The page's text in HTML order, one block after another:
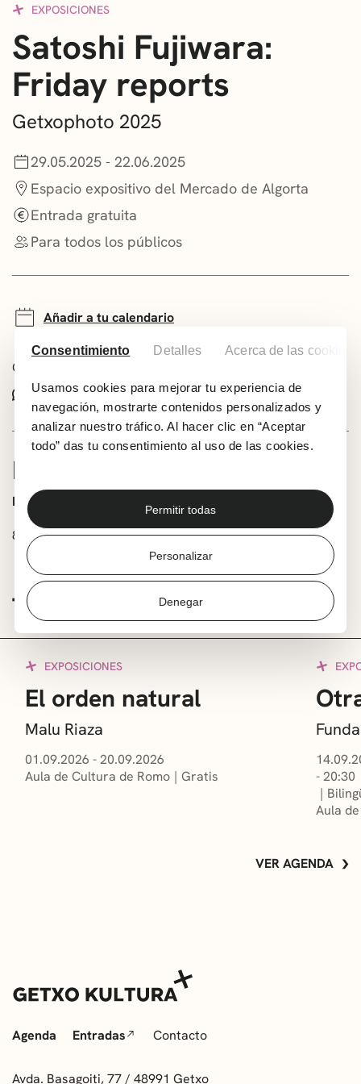
Consentimiento Detalles Acerca de las cookies
Usamos cookies para mejorar tu experiencia de
navegación, mostrarte contenidos personalizados y
analizar nuestro tráfico. Al hacer clic en “Aceptar
todo” das tu consentimiento al uso de las cookies.
Permitir todas
Personalizar
Denegar
NOTICIAS
GETXO KULTURA
ASOCIACIONES CULTURALES
EXPOSICIONES
Satoshi Fujiwara:
Friday reports
Getxophoto 2025
29.05.2025 - 22.06.2025
Espacio expositivo del Mercado de Algorta
Entrada gratuita
Para todos los públicos
Añadir a tu calendario
Comparte este evento:
Whatsapp
Facebook X
INFORMACIÓN
Horario:
8:00-14:00 (lunes a sábado)
TE PUEDE INTERESAR
EXPOSICIONES
El orden natural
Malu Riaza
01.09.2026 - 20.09.2026
Aula de Cultura de Romo
Gratis
- 20:30
Aula
VER AGENDA
Agenda Entradas Contacto
Avda. Basagoiti, 77 / 48991 Getxo